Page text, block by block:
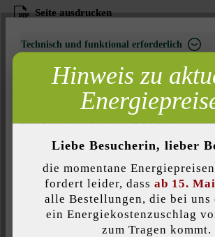
Seite ausdrucken
Der Modulus Pur Zaun- & Mauerstein
kommenden Schattierungen und
dies das einzigartige, patentierte
können durch die spezielle Bauweise des
Mauersteins unterschiedliche Farben für
Technisch und funktional erforderlich
Marketing
Komfort (Seitenfunktionalität)
Individuelle Cookies akzeptieren
Hinweis zu
Liebe Besucherin, lieber
die momentane
fordert leider, dass ab 15.
alle Bestellungen, die bei uns
ein Energiekostenzuschlag
zum Tragen kommt.